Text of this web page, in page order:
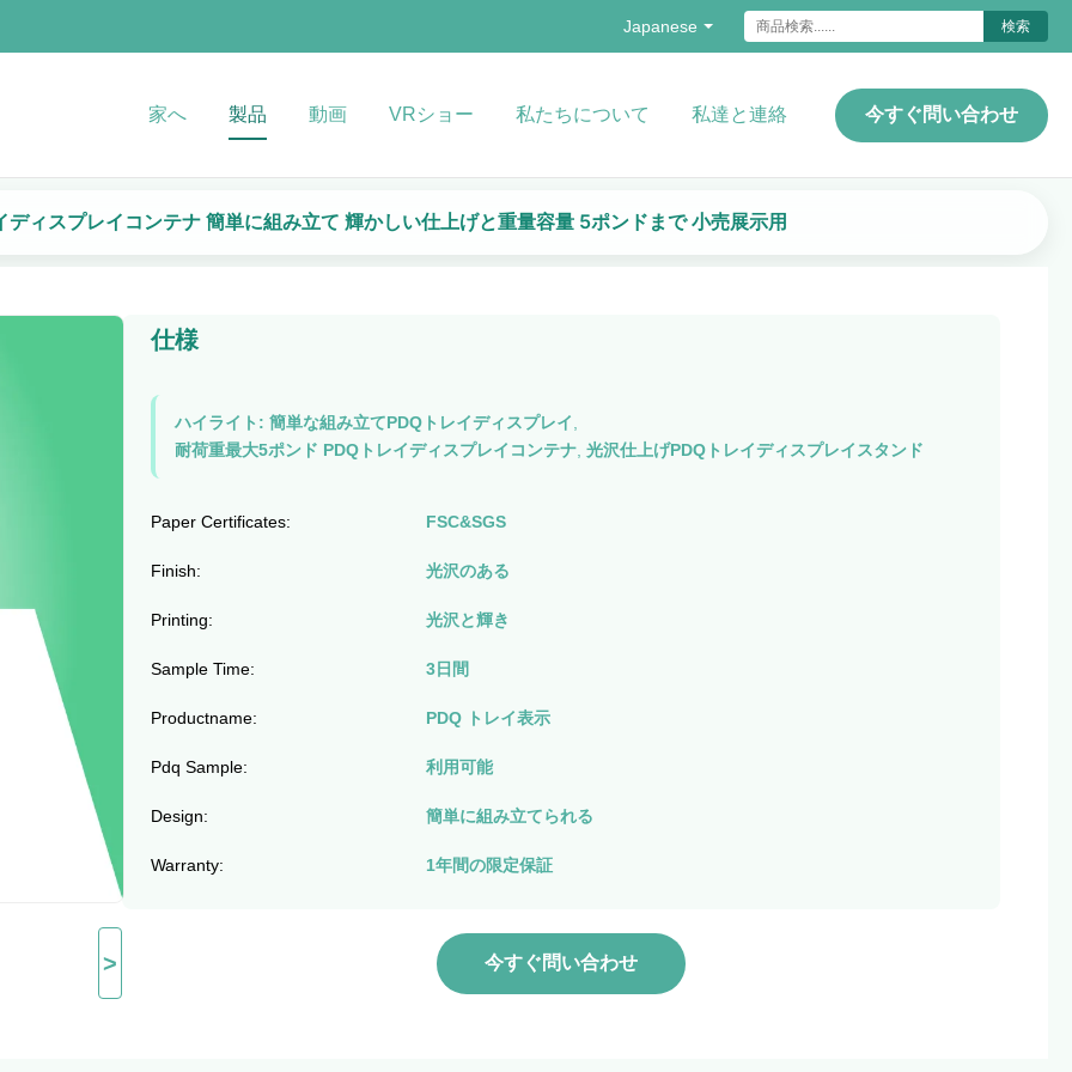
Japanese 検索
家へ 製品 動画 VRショー 私たちについて 私達と連絡 今すぐ問い合わせ
ディスプレイコンテナ 簡単に組み立て 輝かしい仕上げと重量容量 5ポンドまで 小売展示用
>
仕様
ハイライト: 簡単な組み立てPDQトレイディスプレイ
耐荷重最大5ポンド PDQトレイディスプレイコンテナ, 光沢仕上げPDQトレイディスプレイスタンド
Paper Certificates: FSC&SGS
Finish: 光沢のある
Printing: 光沢と輝き
Sample Time: 3日間
Productname: PDQ トレイ表示
Pdq Sample: 利用可能
Design: 簡単に組み立てられる
Warranty: 1年間の限定保証
今すぐ問い合わせ